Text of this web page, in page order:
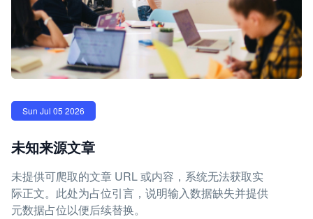
Sun Jul 05 2026
未知来源文章
未提供可爬取的文章 URL 或内容，系统无法获取实
际正文。此处为占位引言，说明输入数据缺失并提供
元数据占位以便后续替换。